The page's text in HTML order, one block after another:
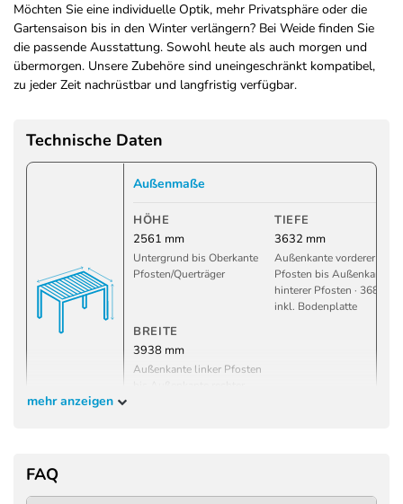
Möchten Sie eine individuelle Optik, mehr Privatsphäre oder die
Gartensaison bis in den Winter verlängern? Bei Weide finden Sie
die passende Ausstattung. Sowohl heute als auch morgen und
übermorgen. Unsere Zubehöre sind uneingeschränkt kompatibel,
zu jeder Zeit nachrüstbar und langfristig verfügbar.
Technische Daten
Außenmaße
HÖHE
2561 mm
Untergrund bis Oberkante
Pfosten/Querträger
TIEFE
3632 mm
Außenkante vorderer
Pfosten bis Außenkante
hinterer Pfosten · 3684
inkl. Bodenplatte
BREITE
3938 mm
Außenkante linker Pfosten
DURCHGANGSHÖHE
mehr anzeigen
FAQ